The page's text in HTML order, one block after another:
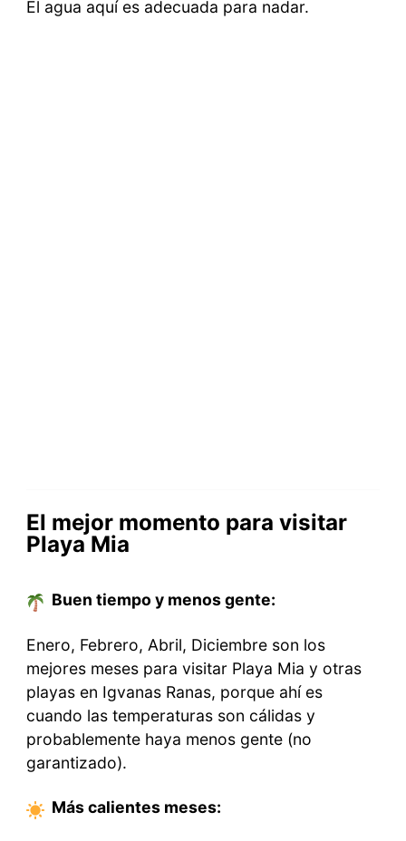
El agua aquí es adecuada para nadar.
El mejor momento para visitar
Playa Mia
Buen tiempo y menos gente:
Enero, Febrero, Abril, Diciembre son los
mejores meses para visitar Playa Mia y otras
playas en Igvanas Ranas, porque ahí es
cuando las temperaturas son cálidas y
probablemente haya menos gente (no
garantizado).
Más calientes meses: